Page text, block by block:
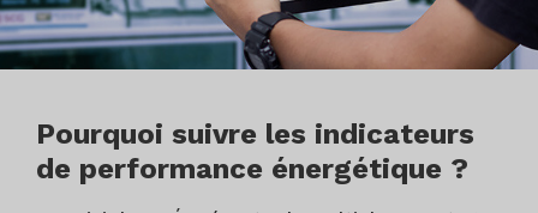
Pourquoi suivre les indicateurs
de performance énergétique ?